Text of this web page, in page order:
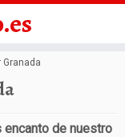
encanto de nuestro